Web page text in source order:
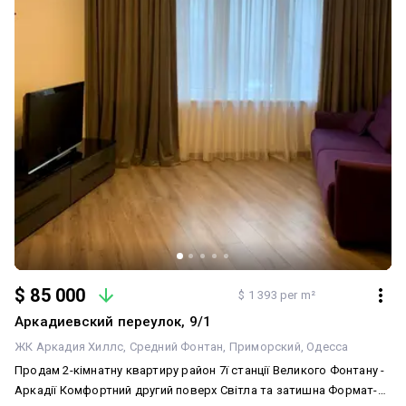
завжди потрібні Дополнительно
$ 85 000 $ 1 393 per m²
Аркадиевский переулок, 9/1
ЖК Аркадия Хиллс Средний Фонтан Приморский Одесса
Продам 2-кімнатну квартиру район 7ї станції Великого Фонтану -
Аркадії Комфортний другий поверх Світла та затишна Формат-